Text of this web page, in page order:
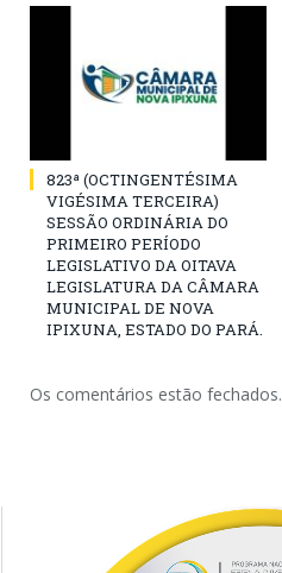
823ª (OCTINGENTÉSIMA
VIGÉSIMA TERCEIRA)
SESSÃO ORDINÁRIA DO
PRIMEIRO PERÍODO
LEGISLATIVO DA OITAVA
LEGISLATURA DA CÂMARA
MUNICIPAL DE NOVA
IPIXUNA, ESTADO DO PARÁ.
Os comentários estão fechados.